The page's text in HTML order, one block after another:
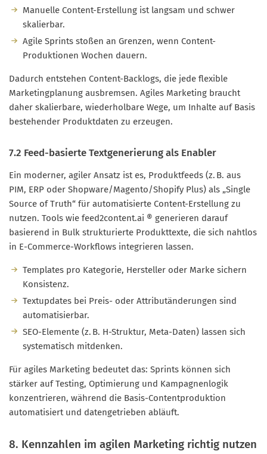
Manuelle Content-Erstellung ist langsam und schwer
skalierbar.
Agile Sprints stoßen an Grenzen, wenn Content-
Produktionen Wochen dauern.
Dadurch entstehen Content-Backlogs, die jede flexible
Marketingplanung ausbremsen. Agiles Marketing braucht
daher skalierbare, wiederholbare Wege, um Inhalte auf Basis
bestehender Produktdaten zu erzeugen.
7.2 Feed-basierte Textgenerierung als Enabler
Ein moderner, agiler Ansatz ist es, Produktfeeds (z. B. aus
PIM, ERP oder Shopware/Magento/Shopify Plus) als „Single
Source of Truth“ für automatisierte Content-Erstellung zu
nutzen. Tools wie feed2content.ai ® generieren darauf
basierend in Bulk strukturierte Produkttexte, die sich nahtlos
in E-Commerce-Workflows integrieren lassen.
Templates pro Kategorie, Hersteller oder Marke sichern
Konsistenz.
Textupdates bei Preis- oder Attributänderungen sind
automatisierbar.
SEO-Elemente (z. B. H-Struktur, Meta-Daten) lassen sich
systematisch mitdenken.
Für agiles Marketing bedeutet das: Sprints können sich
stärker auf Testing, Optimierung und Kampagnenlogik
konzentrieren, während die Basis-Contentproduktion
automatisiert und datengetrieben abläuft.
8. Kennzahlen im agilen Marketing richtig nutzen